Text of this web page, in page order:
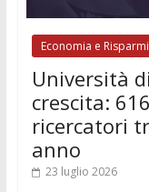
Economia e
Università
crescita:
ricercatori
anno
23 luglio 2026